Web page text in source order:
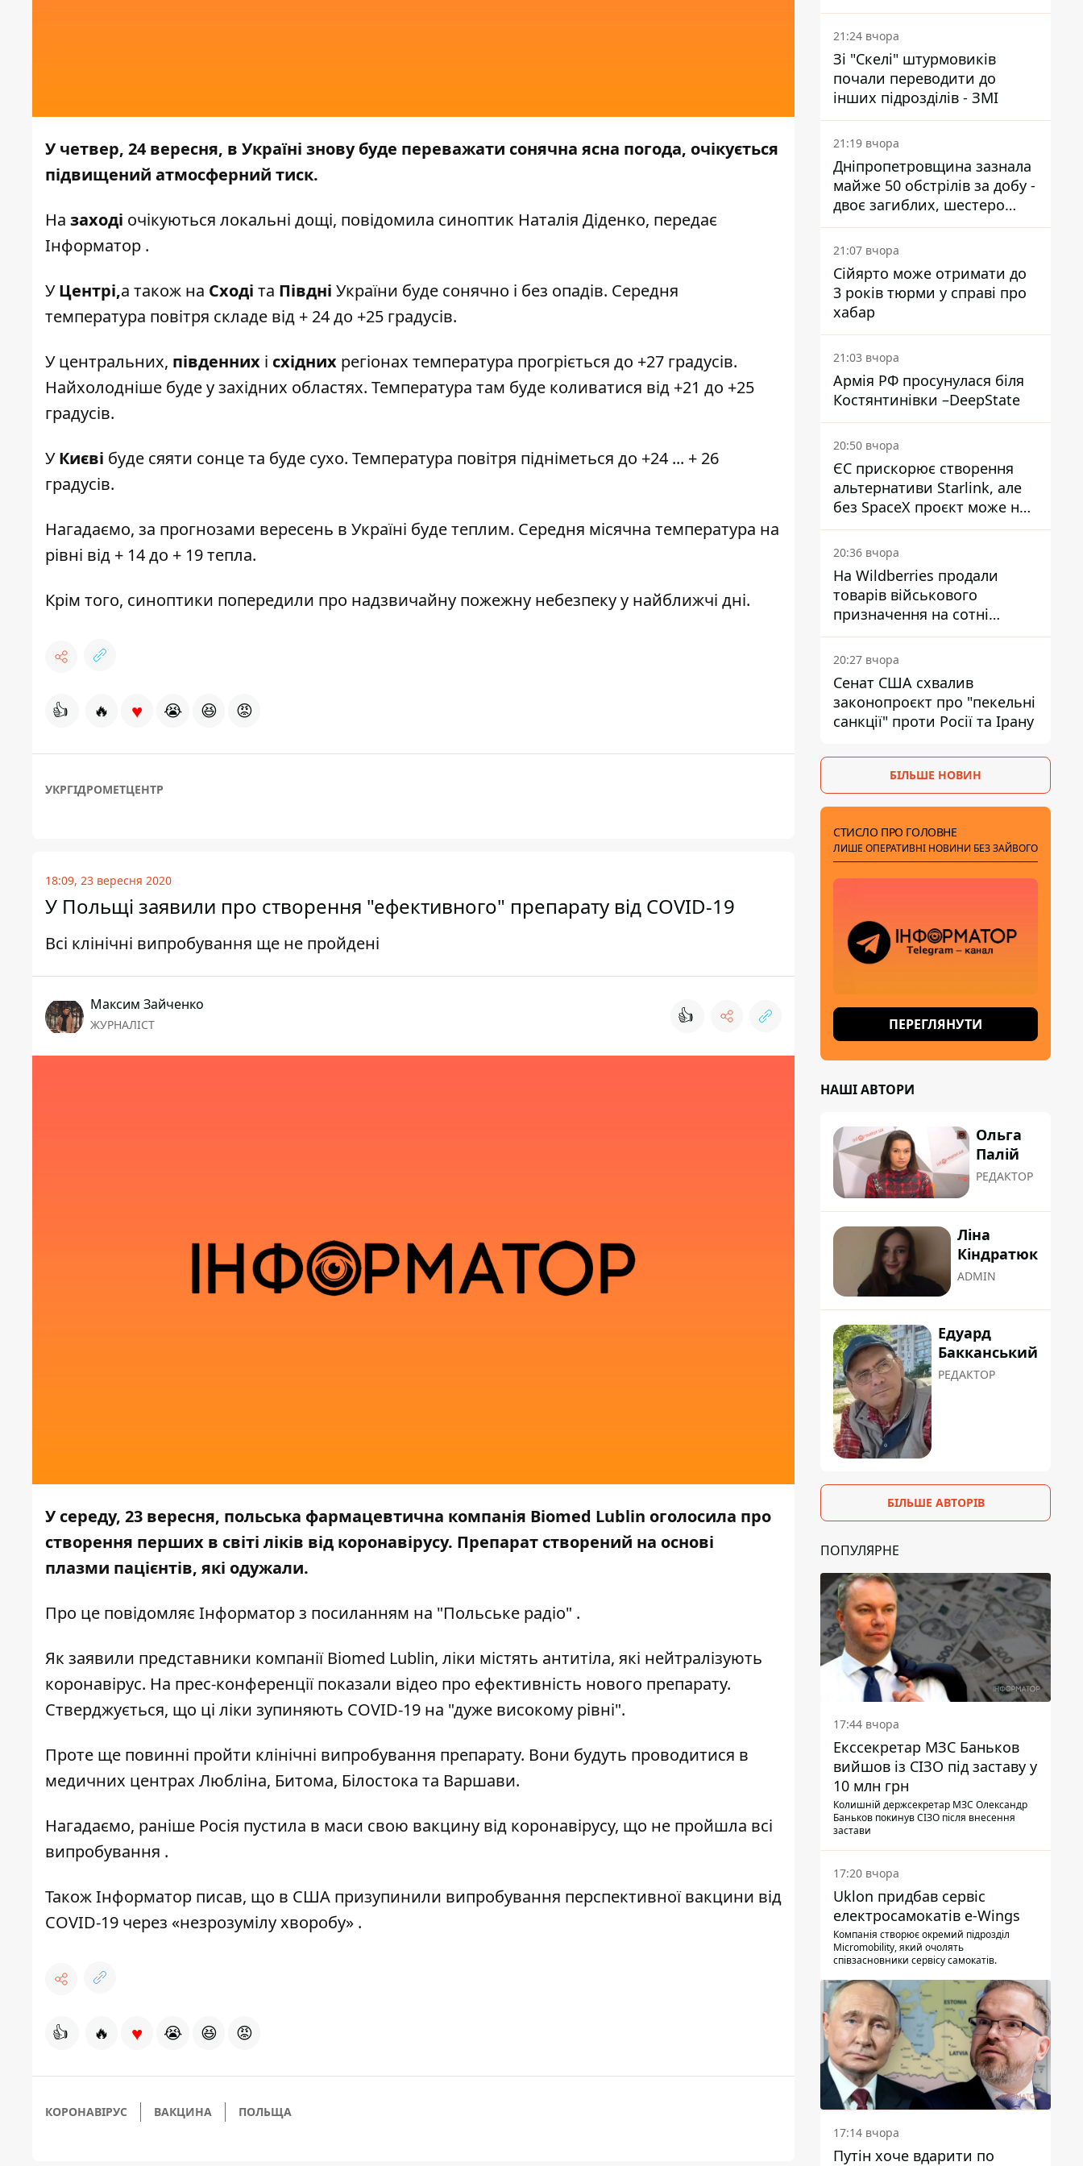
У четвер, 24 вересня, в Україні знову буде переважати сонячна ясна погода, очікується
підвищений атмосферний тиск.
На заході очікуються локальні дощі, повідомила синоптик Наталія Діденко, передає
Інформатор .
УЦентрі,а також на Сході та Півдні України буде сонячно і без опадів. Середня
температура повітря складе від + 24 до +25 градусів.
У центральних, південних і східних регіонах температура прогріється до +27 градусів.
Найхолодніше буде у західних областях. Температура там буде коливатися від +21 до +25
градусів.
УКиєві буде сяяти сонце та буде сухо. Температура повітря підніметься до +24 ... + 26
градусів.
Нагадаємо, за прогнозами вересень в Україні буде теплим. Середня місячна температура на
рівні від + 14 до + 19 тепла.
Крім того, синоптики попередили про надзвичайну пожежну небезпекуу найближчі дні.
👍 🔥 ♥ 😭 😆 😡
УКРГІДРОМЕТЦЕНТР
18:09, 23 вересня 2020
У Польщі заявили про створення "ефективного" препарату від COVID-19
Всі клінічні випробування ще не пройдені
Максим Зайченко
ЖУРНАЛІСТ 👍
У середу, 23 вересня, польська фармацевтична компанія Biomed Lublin оголосила про
створення перших в світі ліків від коронавірусу. Препарат створений на основі
плазми пацієнтів, які одужали.
Про це повідомляє Інформаторз посиланням на "Польське радіо" .
Як заявили представники компанії Biomed Lublin, ліки містять антитіла, які нейтралізують
коронавірус. На прес-конференції показали відео про ефективність нового препарату.
Стверджується, що ці ліки зупиняють COVID-19 на "дуже високому рівні".
Проте ще повинні пройти клінічні випробування препарату. Вони будуть проводитися в
медичних центрах Любліна, Битома, Білостока та Варшави.
Нагадаємо, раніше Росія пустила в маси свою вакцину від коронавірусу, що не пройшла всі
випробування .
Також Інформатор писав, що в США призупинили випробування перспективної вакцини від
COVID-19 через «незрозумілу хворобу» .
👍 🔥 ♥ 😭 😆 😡
КОРОНАВІРУС ВАКЦИНА ПОЛЬЩА
за 7400 км від України
21:24 вчора
Зі "Скелі" штурмовиків
почали переводити до
інших підрозділів - ЗМІ
21:19 вчора
Дніпропетровщина зазнала
майже 50 обстрілів за добу -
двоє загиблих, шестеро
постраждалих
21:07 вчора
Сійярто може отримати до
3 років тюрми у справі про
хабар
21:03 вчора
Армія РФ просунулася біля
Костянтинівки –DeepState
20:50 вчора
ЄС прискорює створення
альтернативи Starlink, але
без SpaceX проєкт може не
обійтися
20:36 вчора
На Wildberries продали
товарів військового
призначення на сотні
мільйонів, але удари ЗСУ
змінили ситуацію
20:27 вчора
Сенат США схвалив
законопроєкт про "пекельні
санкції" проти Росії та Ірану
БІЛЬШЕ НОВИН
СТИСЛО ПРО ГОЛОВНЕ
ЛИШЕ ОПЕРАТИВНІ НОВИНИ БЕЗ ЗАЙВОГО
ПЕРЕГЛЯНУТИ
НАШІ АВТОРИ
Ольга
Палій
РЕДАКТОР
Ліна
Кіндратюк
ADMIN
Едуард
Бакканський
РЕДАКТОР
БІЛЬШЕ АВТОРІВ
ПОПУЛЯРНЕ
17:44 вчора
Екссекретар МЗС Баньков
вийшов із СІЗО під заставу у
10 млн грн
Колишній держсекретар МЗС Олександр
Баньков покинув СІЗО після внесення
застави
17:20 вчора
Uklon придбав сервіс
електросамокатів e-Wings
Компанія створює окремий підрозділ
Micromobility, який очолять
співзасновники сервісу самокатів.
17:14 вчора
Путін хоче вдарити по